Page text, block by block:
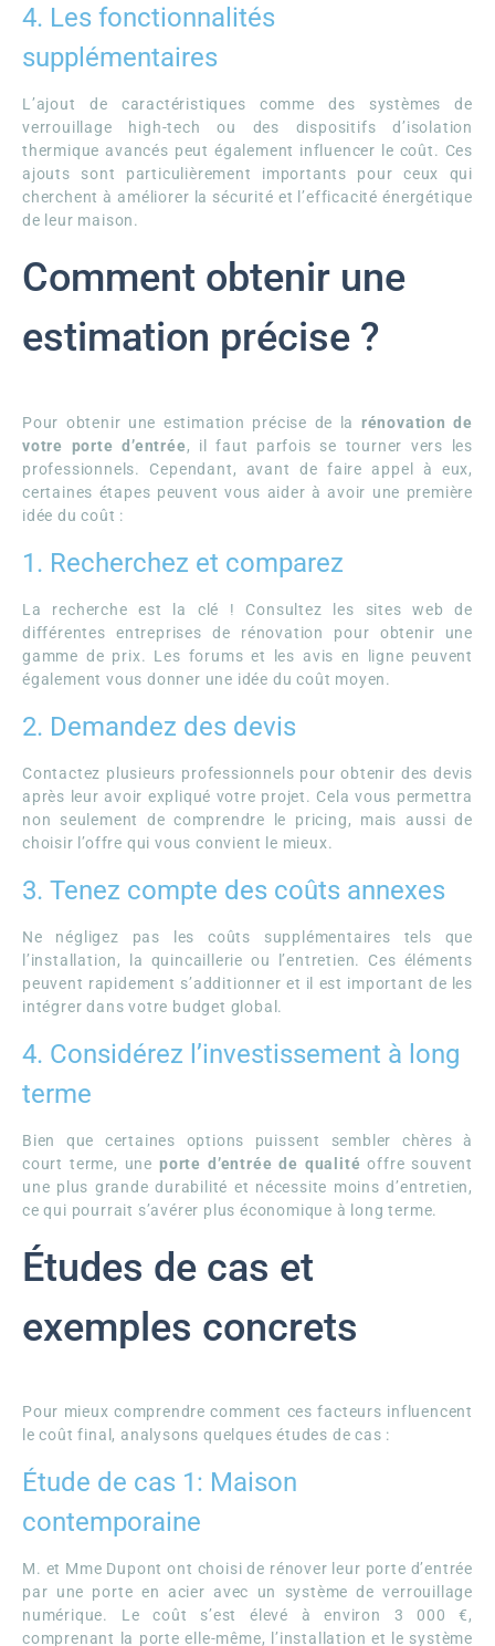
4. Les fonctionnalités
supplémentaires
L’ajout de caractéristiques comme des systèmes de
verrouillage high-tech ou des dispositifs d’isolation
thermique avancés peut également influencer le coût. Ces
ajouts sont particulièrement importants pour ceux qui
cherchent à améliorer la sécurité et l’efficacité énergétique
de leur maison.
Comment obtenir une
estimation précise ?
Pour obtenir une estimation précise de la rénovation de
votre porte d’entrée, il faut parfois se tourner vers les
professionnels. Cependant, avant de faire appel à eux,
certaines étapes peuvent vous aider à avoir une première
idée du coût :
1. Recherchez et comparez
La recherche est la clé ! Consultez les sites web de
différentes entreprises de rénovation pour obtenir une
gamme de prix. Les forums et les avis en ligne peuvent
également vous donner une idée du coût moyen.
2. Demandez des devis
Contactez plusieurs professionnels pour obtenir des devis
après leur avoir expliqué votre projet. Cela vous permettra
non seulement de comprendre le pricing, mais aussi de
choisir l’offre qui vous convient le mieux.
3. Tenez compte des coûts annexes
Ne négligez pas les coûts supplémentaires tels que
l’installation, la quincaillerie ou l’entretien. Ces éléments
peuvent rapidement s’additionner et il est important de les
intégrer dans votre budget global.
4. Considérez l’investissement à long
terme
Bien que certaines options puissent sembler chères à
court terme, uneporte d’entrée de qualité offre souvent
une plus grande durabilité et nécessite moins d’entretien,
ce qui pourrait s’avérer plus économique à long terme.
Études de cas et
exemples concrets
Pour mieux comprendre comment ces facteurs influencent
le coût final, analysons quelques études de cas :
Étude de cas 1: Maison
contemporaine
M. et Mme Dupont ont choisi de rénover leur porte d’entrée
par une porte en acier avec un système de verrouillage
numérique. Le coût s’est élevé à environ 3 000 €,
comprenant la porte elle-même, l’installation et le système